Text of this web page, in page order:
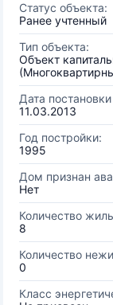
Статус объекта:
Ранее учтенный
Тип объекта:
Объект
Дата
11.03.2013
Год постройки:
1995
Дом признан
Нет
Количество
8
Количество
0
Класс